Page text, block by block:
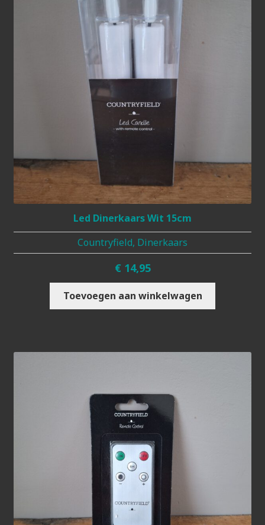
Led Dinerkaars Wit 15cm
Countryfield, Dinerkaars
€ 14,95
Toevoegen aan winkelwagen